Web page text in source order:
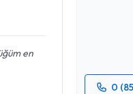
en
0